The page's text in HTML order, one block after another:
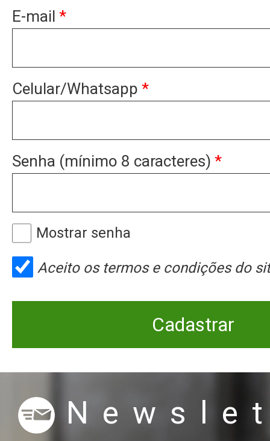
E-mail *
Celular/Whatsapp *
Senha (mínimo 8 caracteres) *
Mostrar senha
Aceito os termos e condiçõesdo
Cadastrar